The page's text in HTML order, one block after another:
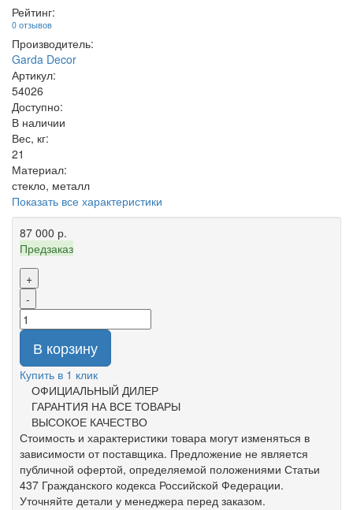
Рейтинг:
0 отзывов
Производитель:
Garda Decor
Артикул:
54026
Доступно:
В наличии
Вес, кг:
21
Материал:
стекло, металл
Показать все характеристики
87 000 р.
Предзаказ
+
-
В корзину
Купить в 1 клик
ОФИЦИАЛЬНЫЙ ДИЛЕР
ГАРАНТИЯ НА ВСЕ ТОВАРЫ
ВЫСОКОЕ КАЧЕСТВО
Стоимость и характеристики товара могут изменяться в
зависимости от поставщика. Предложение не является
публичной офертой, определяемой положениями Статьи
437 Гражданского кодекса Российской Федерации.
Уточняйте детали у менеджера перед заказом.